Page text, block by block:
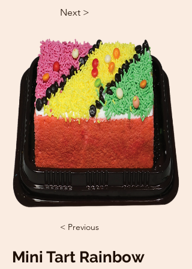
Next >
< Previous
Mini Tart Rainbow